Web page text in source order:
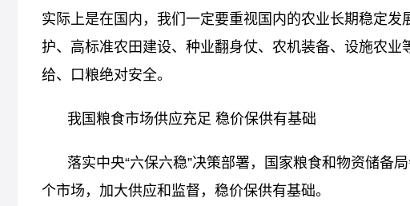
实际上是在国内，我们一定要重视国内的农业长期稳定
护、高标准农田建设、种业翻身仗、农机装备、设施农业
给、口粮绝对安全。
我国粮食市场供应充足 稳价保供有基础
落实中央“六保六稳”决策部署，国家粮食和物资储备
个市场，加大供应和监督，稳价保供有基础。